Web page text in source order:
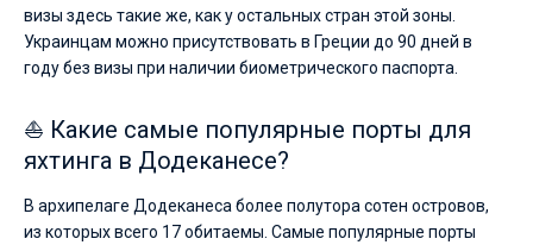
визы здесь такие же, как у остальных стран этой зоны.
Украинцам можно присутствовать в Греции до 90 дней в
году без визы при наличии биометрического паспорта.
⛵ Какие самые популярные порты для
яхтинга в Додеканесе?
В архипелаге Додеканеса более полутора сотен островов,
из которых всего 17 обитаемы. Самые популярные порты